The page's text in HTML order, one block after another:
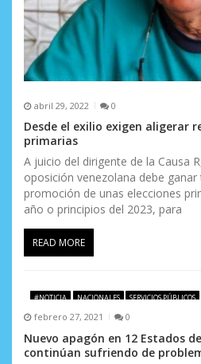
abril 29, 2022 0
Desde el exilio exigen aligerar
primarias
A juicio del dirigente de la Causa
oposición venezolana debe
promoción de unas elecciones
año o principios del 2023, para
READ MORE
#NOTICIA NACIONALES SERVICIOS PÚBLICOS
febrero 27, 2021 0
Nuevo apagón en 12 Estados
continúan sufriendo de